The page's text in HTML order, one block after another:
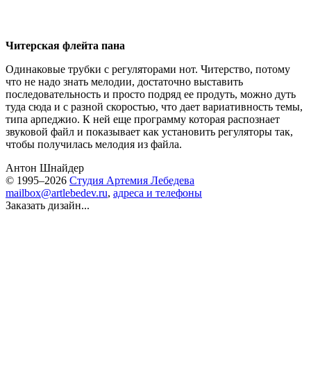
Читерская флейта пана
Одинаковые трубки с регуляторами нот. Читерство, потому
что не надо знать мелодии, достаточно выставить
последовательность и просто подряд ее продуть, можно дуть
туда сюда и с разной скоростью, что дает вариативность темы,
типа арпеджио. К ней еще программу которая распознает
звуковой файл и показывает как установить регуляторы так,
чтобы получилась мелодия из файла.
Антон Шнайдер
© 1995–2026 Студия Артемия Лебедева
mailbox@artlebedev.ru, адреса и телефоны
Заказать дизайн...